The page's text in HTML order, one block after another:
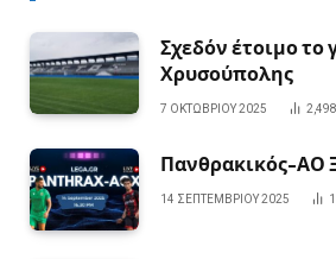
Σχεδόν έτοιμο το
Χρυσούπολης
7 ΟΚΤΩΒΡΊΟΥ 2025 2,498
Πανθρακικός-ΑΟ
14 ΣΕΠΤΕΜΒΡΊΟΥ 2025